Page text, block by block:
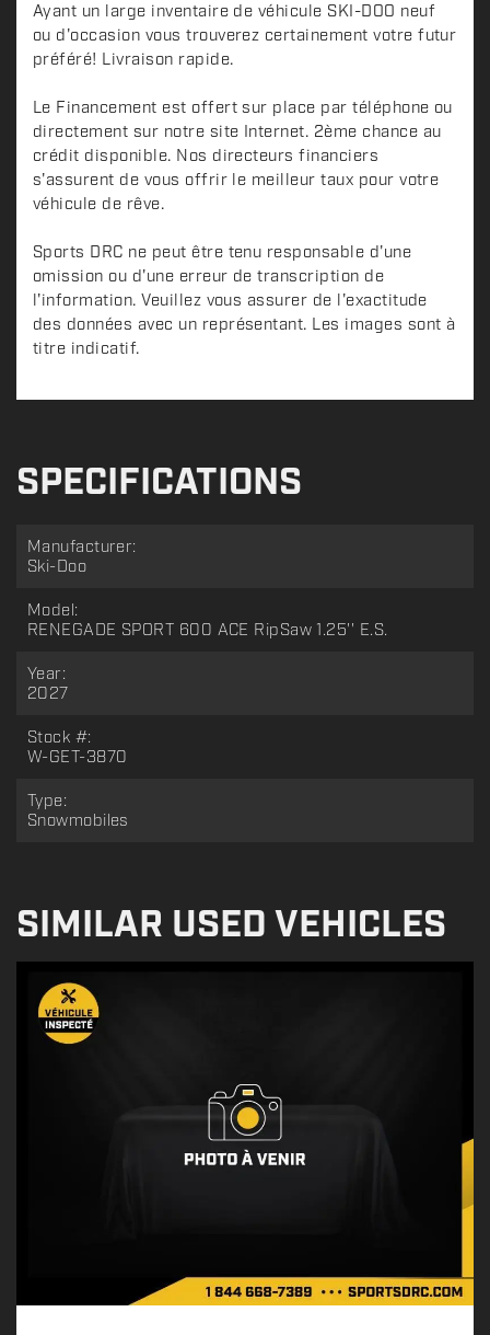
Ayant un large inventaire de véhicule SKI-DOO neuf
ou d'occasion vous trouverez certainement votre futur
préféré! Livraison rapide.
Le Financement est offert sur place par téléphone ou
directement sur notre site Internet. 2ème chance au
crédit disponible. Nos directeurs financiers
s'assurent de vous offrir le meilleur taux pour votre
véhicule de rêve.
Sports DRC ne peut être tenu responsable d'une
omission ou d'une erreur de transcription de
l'information. Veuillez vous assurer de l'exactitude
des données avec un représentant. Les images sont à
titre indicatif.
SPECIFICATIONS
Manufacturer:
Ski-Doo
Model:
RENEGADE SPORT 600 ACE RipSaw 1.25'' E.S.
Year:
2027
Stock #:
W-GET-3870
Type:
Snowmobiles
SIMILAR USED VEHICLES